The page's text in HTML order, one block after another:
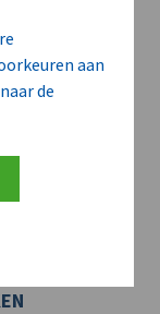
aan
de
begrip.
in de juiste
bedrijven en